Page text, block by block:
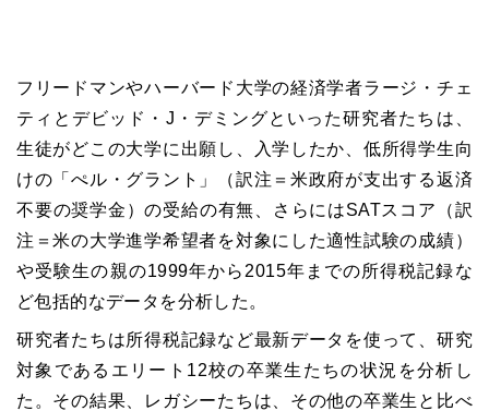
フリードマンやハーバード大学の経済学者ラージ・チェ
ティとデビッド・J・デミングといった研究者たちは、
生徒がどこの大学に出願し、入学したか、低所得学生向
けの「ぺル・グラント」（訳注＝米政府が支出する返済
不要の奨学金）の受給の有無、さらにはSATスコア（訳
注＝米の大学進学希望者を対象にした適性試験の成績）
や受験生の親の1999年から2015年までの所得税記録な
ど包括的なデータを分析した。
研究者たちは所得税記録など最新データを使って、研究
対象であるエリート12校の卒業生たちの状況を分析し
た。その結果、レガシーたちは、その他の卒業生と比べ